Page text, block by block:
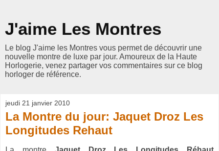
J'aime Les Montres
Le blog J'aime les Montres vous permet de découvrir une
nouvelle montre de luxe par jour. Amoureux de la Haute
Horlogerie, venez partager vos commentaires sur ce blog
horloger de référence.
jeudi 21 janvier 2010
La Montre du jour: Jaquet Droz Les
Longitudes Rehaut